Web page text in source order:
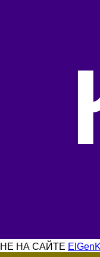
НЕ НА САЙТЕ